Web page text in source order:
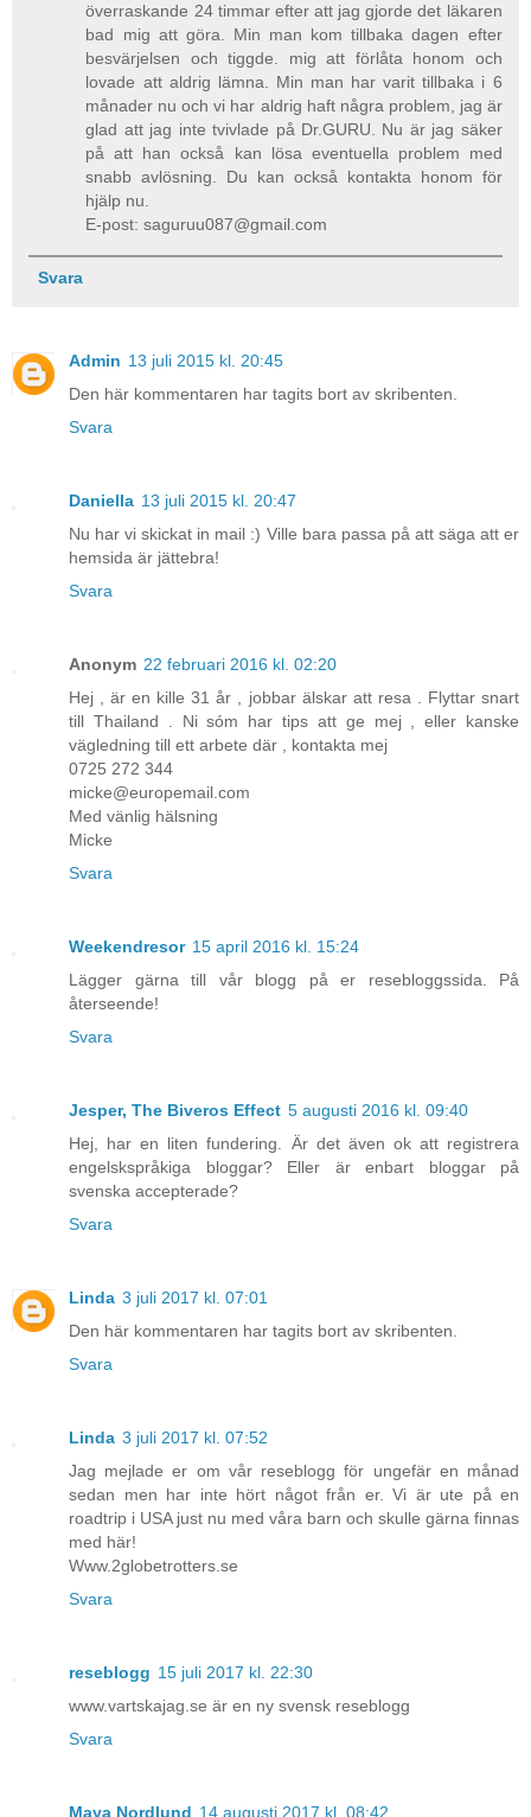
överraskande 24 timmar efter att jag gjorde det läkaren
bad mig att göra. Min man kom tillbaka dagen efter
besvärjelsen och tiggde. mig att förlåta honom och
lovade att aldrig lämna. Min man har varit tillbaka i 6
månader nu och vi har aldrig haft några problem, jag är
glad att jag inte tvivlade på Dr.GURU. Nu är jag säker
på att han också kan lösa eventuella problem med
snabb avlösning. Du kan också kontakta honom för
hjälp nu.
E-post: saguruu087@gmail.com
Svara
Admin 13 juli 2015 kl. 20:45
Den här kommentaren har tagits bort av skribenten.
Svara
Daniella 13 juli 2015 kl. 20:47
Nu har vi skickat in mail :) Ville bara passa på att säga att er
hemsida är jättebra!
Svara
Anonym 22 februari 2016 kl. 02:20
Hej , är en kille 31 år , jobbar älskar att resa . Flyttar snart
till Thailand . Ni sóm har tips att ge mej , eller kanske
vägledning till ett arbete där , kontakta mej
0725 272 344
micke@europemail.com
Med vänlig hälsning
Micke
Svara
Weekendresor 15 april 2016 kl. 15:24
Lägger gärna till vår blogg på er resebloggssida. På
återseende!
Svara
Jesper, The Biveros Effect 5 augusti 2016 kl. 09:40
Hej, har en liten fundering. Är det även ok att registrera
engelskspråkiga bloggar? Eller är enbart bloggar på
svenska accepterade?
Svara
Linda 3 juli 2017 kl. 07:01
Den här kommentaren har tagits bort av skribenten.
Svara
Linda 3 juli 2017 kl. 07:52
Jag mejlade er om vår reseblogg för ungefär en månad
sedan men har inte hört något från er. Vi är ute på en
roadtrip i USA just nu med våra barn och skulle gärna finnas
med här!
Www.2globetrotters.se
Svara
reseblogg 15 juli 2017 kl. 22:30
www.vartskajag.se är en ny svensk reseblogg
Svara
Maya Nordlund 14 augusti 2017 kl. 08:42